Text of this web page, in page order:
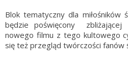
Blok tematyczny dla miłośników
będzie poświęcony
nowego filmu z tego kultowego
się też przegląd twórczości fanów